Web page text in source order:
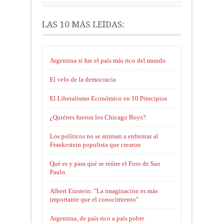
LAS 10 MÁS LEÍDAS:
Argentina sí fue el país más rico del mundo
El velo de la democracia
El Liberalismo Económico en 10 Principios
¿Quiénes fueron los Chicago Boys?
Los políticos no se animan a enfrentar al
Frankestein populista que crearon
Qué es y para qué se reúne el Foro de Sao
Paulo
Albert Einstein: "La imaginación es más
importante que el conocimiento"
Argentina, de país rico a país pobre